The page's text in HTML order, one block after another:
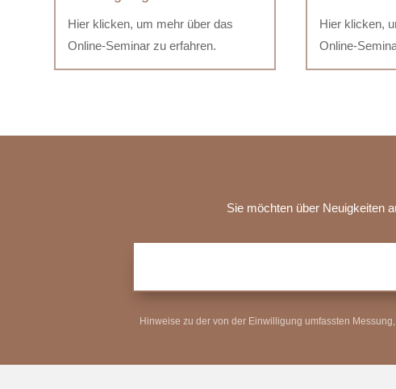
Hier klicken, um mehr über das
Online-Seminar zu erfahren.
Hier klicken,
Online-
Sie möchten über Neuigkeiten
Hinweise zu der von der Einwilligung umfassten